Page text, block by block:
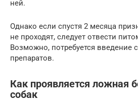
ней.
Однако если спустя 2 месяца
не проходят, следует отвести
Возможно, потребуется введение
препаратов.
Как проявляется ложная
собак